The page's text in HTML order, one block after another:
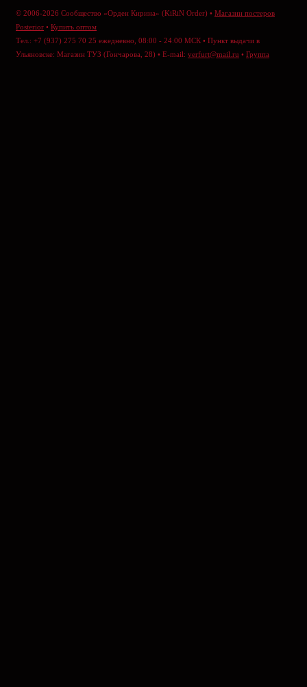
© 2006-2026 Сообщество «Орден Кирина» (KiRiN Order) • Магазин постеров
Posterior • Купить оптом
Тел.: +7 (937) 275 70 25 ежедневно, 08:00 - 24:00 МСК • Пункт выдачи в
Ульяновске: Магазин ТУЗ (Гончарова, 28) • E-mail: verfurt@mail.ru • Группа